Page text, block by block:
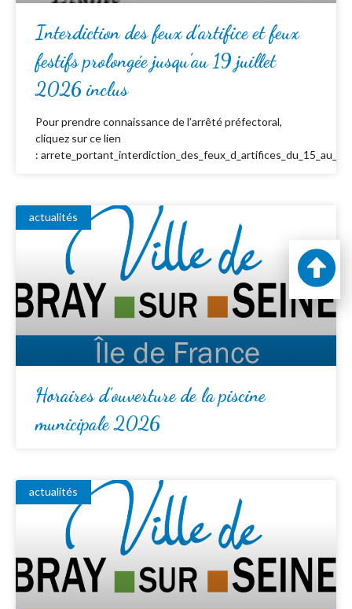
Interdiction des feux d’artifice et feux
festifs prolongée jusqu’au 19 juillet
2026 inclus
Pour prendre connaissance de l’arrêté préfectoral,
cliquez sur ce lien
:
actualités
Horaires d’ouverture de la piscine
municipale 2026
actualités